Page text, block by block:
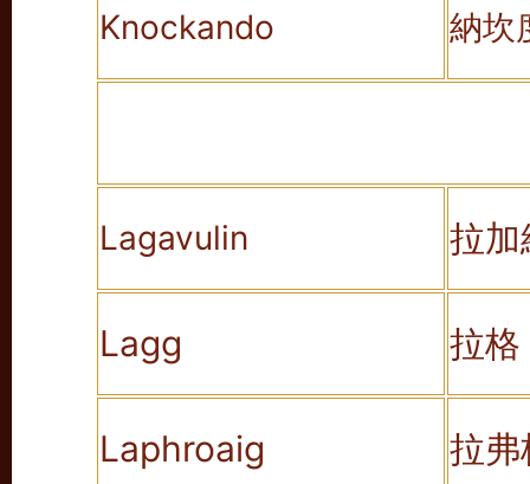
Knockando 納坎
Lagavulin 拉加
Lagg 拉格
Laphroaig 拉弗